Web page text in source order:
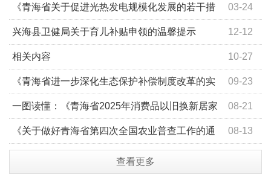
牌若干措施》政策解读
资兴业 优选青海”品牌若干措施》的通知 03-24
《青海省关于促进光热发电规模化发展的若干措
施》政策解读 12-12
兴海县卫健局关于育儿补贴申领的温馨提示
10-27
相关内容
《青海省关于逐步推行免费学前教育的实施方案》政策解
读
09-23
《青海省进一步深化生态保护补偿制度改革的实
施方案》政策解读 08-21
一图读懂：《青海省2025年消费品以旧换新居家
适老化改造补贴活动》 08-13
《关于做好青海省第四次全国农业普查工作的通
查看更多